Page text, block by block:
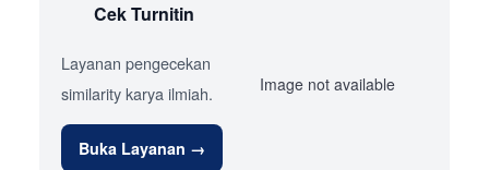
Cek Turnitin
Layanan pengecekan
similarity karya ilmiah.
Buka Layanan →
Image not available